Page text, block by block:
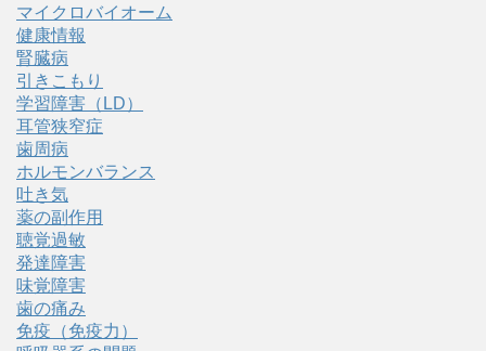
マイクロバイオーム
健康情報
腎臓病
引きこもり
学習障害（LD）
耳管狭窄症
歯周病
ホルモンバランス
吐き気
薬の副作用
聴覚過敏
発達障害
味覚障害
歯の痛み
免疫（免疫力）